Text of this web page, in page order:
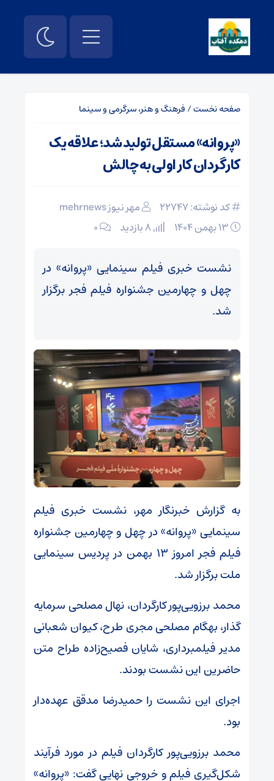
صفحه نخست/ فرهنگ و هنر، سرگرمی و سینما
«پروانه» مستقل تولید شد؛ علاقه یک
کارگردان کار اولی به چالش
کد نوشته: 22747
مهر نیوز mehrnews
۰
نشست خبری فیلم سینمایی «پروانه» در
چهل و چهارمین جشنواره فیلم فجر برگزار
شد.
به گزارش خبرنگار مهر، نشست خبری فیلم
سینمایی «پروانه» در چهل و چهارمین جشنواره
فیلم فجر امروز ۱۳ بهمن در پردیس سینمایی
ملت برگزار شد.
محمد برزویی‌پور کارگردان، نهال مصلحی سرمایه
گذار، بهگام مصلحی مجری طرح، کیوان شعبانی
مدیر فیلمبرداری، شایان فصیح‌زاده طراح متن
حاضرین این نشست بودند.
اجرای این نشست را حمیدرضا مدقق عهده‌دار
بود.
محمد برزویی‌پور کارگردان فیلم در مورد فرآیند
شکل‌گیری فیلم و خروجی نهایی گفت: «پروانه»